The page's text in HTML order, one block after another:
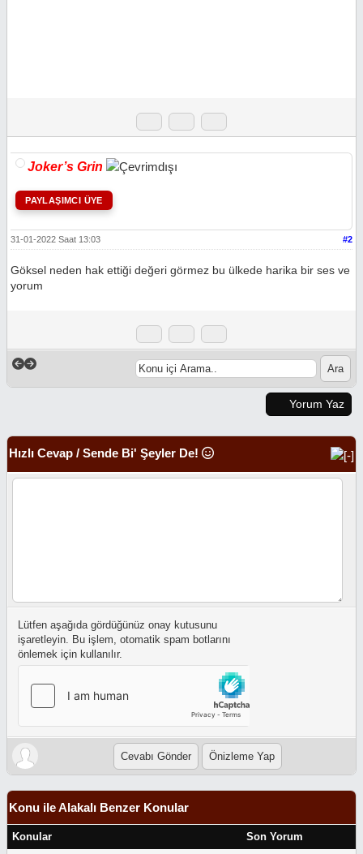
Joker’s Grin
PAYLAŞIMCI ÜYE
#2
31-01-2022 Saat 13:03
Göksel neden hak ettiği değeri görmez bu ülkede harika bir ses ve
yorum
Yorum Yaz
Hızlı Cevap / Sende Bi' Şeyler De!
Lütfen aşağıda gördüğünüz onay kutusunu
işaretleyin. Bu işlem, otomatik spam botlarını
önlemek için kullanılır.
Konu ile Alakalı Benzer Konular
Konular Son Yorum